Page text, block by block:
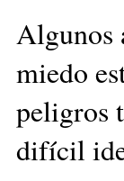
Algunos
miedo
peligros
difícil